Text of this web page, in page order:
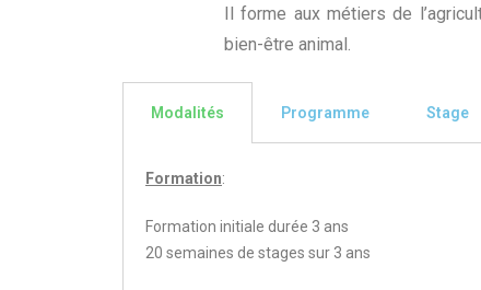
Il forme aux métiers de
bien-être animal.
Modalités Programme Stage
Formation:
Formation initiale durée 3 ans
20 semaines de stages sur 3 ans